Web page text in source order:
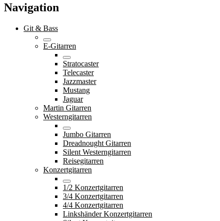
Navigation
Git & Bass
E-Gitarren
Stratocaster
Telecaster
Jazzmaster
Mustang
Jaguar
Martin Gitarren
Westerngitarren
Jumbo Gitarren
Dreadnought Gitarren
Silent Westerngitarren
Reisegitarren
Konzertgitarren
1/2 Konzertgitarren
3/4 Konzertgitarren
4/4 Konzertgitarren
Linkshänder Konzertgitarren